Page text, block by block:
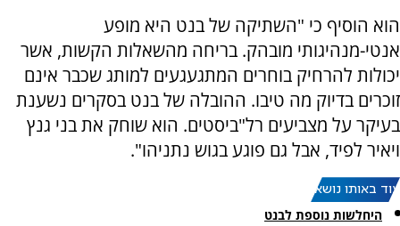
הוא הוסיף כי "השתיקה של בנט היא מופע
אנטי-מנהיגותי מובהק. בריחה מהשאלות הקשות, אשר
יכולות להרחיק בוחרים המתגעגעים למותג שכבר אינם
זוכרים בדיוק מה טיבו. ההובלה של בנט בסקרים נשענת
בעיקר על מצביעים רל"ביסטים. הוא שוחק את בני גנץ
ויאיר לפיד, אבל גם פוגע בגוש נתניהו".
עוד באותו נושא:
היחלשות נוספת לבנט